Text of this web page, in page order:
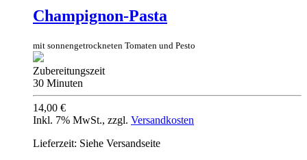
Champignon-Pasta
mit sonnengetrockneten Tomaten und Pesto
Zubereitungszeit
30 Minuten
14,00 €
Inkl. 7% MwSt., zzgl. Versandkosten
Lieferzeit: Siehe Versandseite